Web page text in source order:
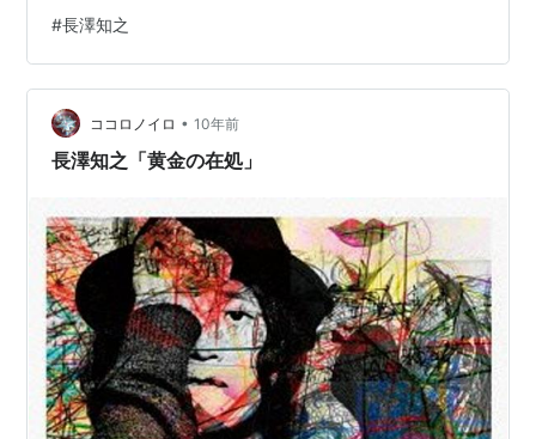
分の名前を連呼してくれる歌になるんだもん、たまらな
いよね。長澤くんの声は10代の頃のものだろうか。今で
はもう歌えない世界かもしれないなぁって思うと、美し
さが増幅されてくる。だけど、こないだの地元でのライ
ブ（照和）で歌ったらしいね。今の長澤くんはどんな…
#長澤知之
ココロノイロ • 10年前
長澤知之「黄金の在処」